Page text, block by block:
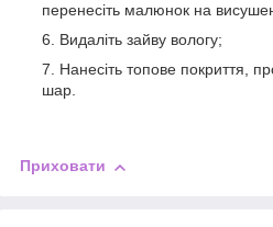
перенесіть малюнок на
Видаліть зайву вологу;
Нанесіть топове покриття,
шар.
Приховати